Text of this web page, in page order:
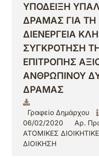
ΥΠΟΔΕΙΞΗ
ΔΡΑΜΑΣ ΓΙΑ
ΔΙΕΝΕΡΓΕΙΑ
ΣΥΓΚΡΟΤΗΣΗ
ΕΠΙΤΡΟΠΗΣ
ΑΝΘΡΩΠΙΝΟΥ
ΔΡΑΜΑΣ
Γραφείο Δημάρχου
06/02/2020
Αρ.
ΑΤΟΜΙΚΕΣ
ΔΙΟΙΚΗΣΗ